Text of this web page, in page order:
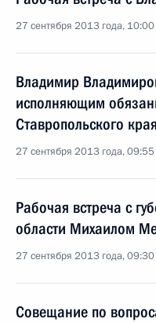
27 сентября 2013 года, 10:00
Владимир
исполняющим
Ставропольского края
27 сентября 2013 года, 09:55
Рабочая встреча с
области Михаилом
27 сентября 2013 года, 09:30
Совещание по